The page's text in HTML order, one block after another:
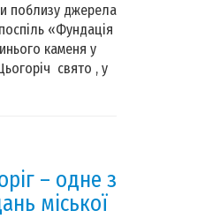
поблизу джерела
«Фундація
каменя у
свято , у
– одне з
міської